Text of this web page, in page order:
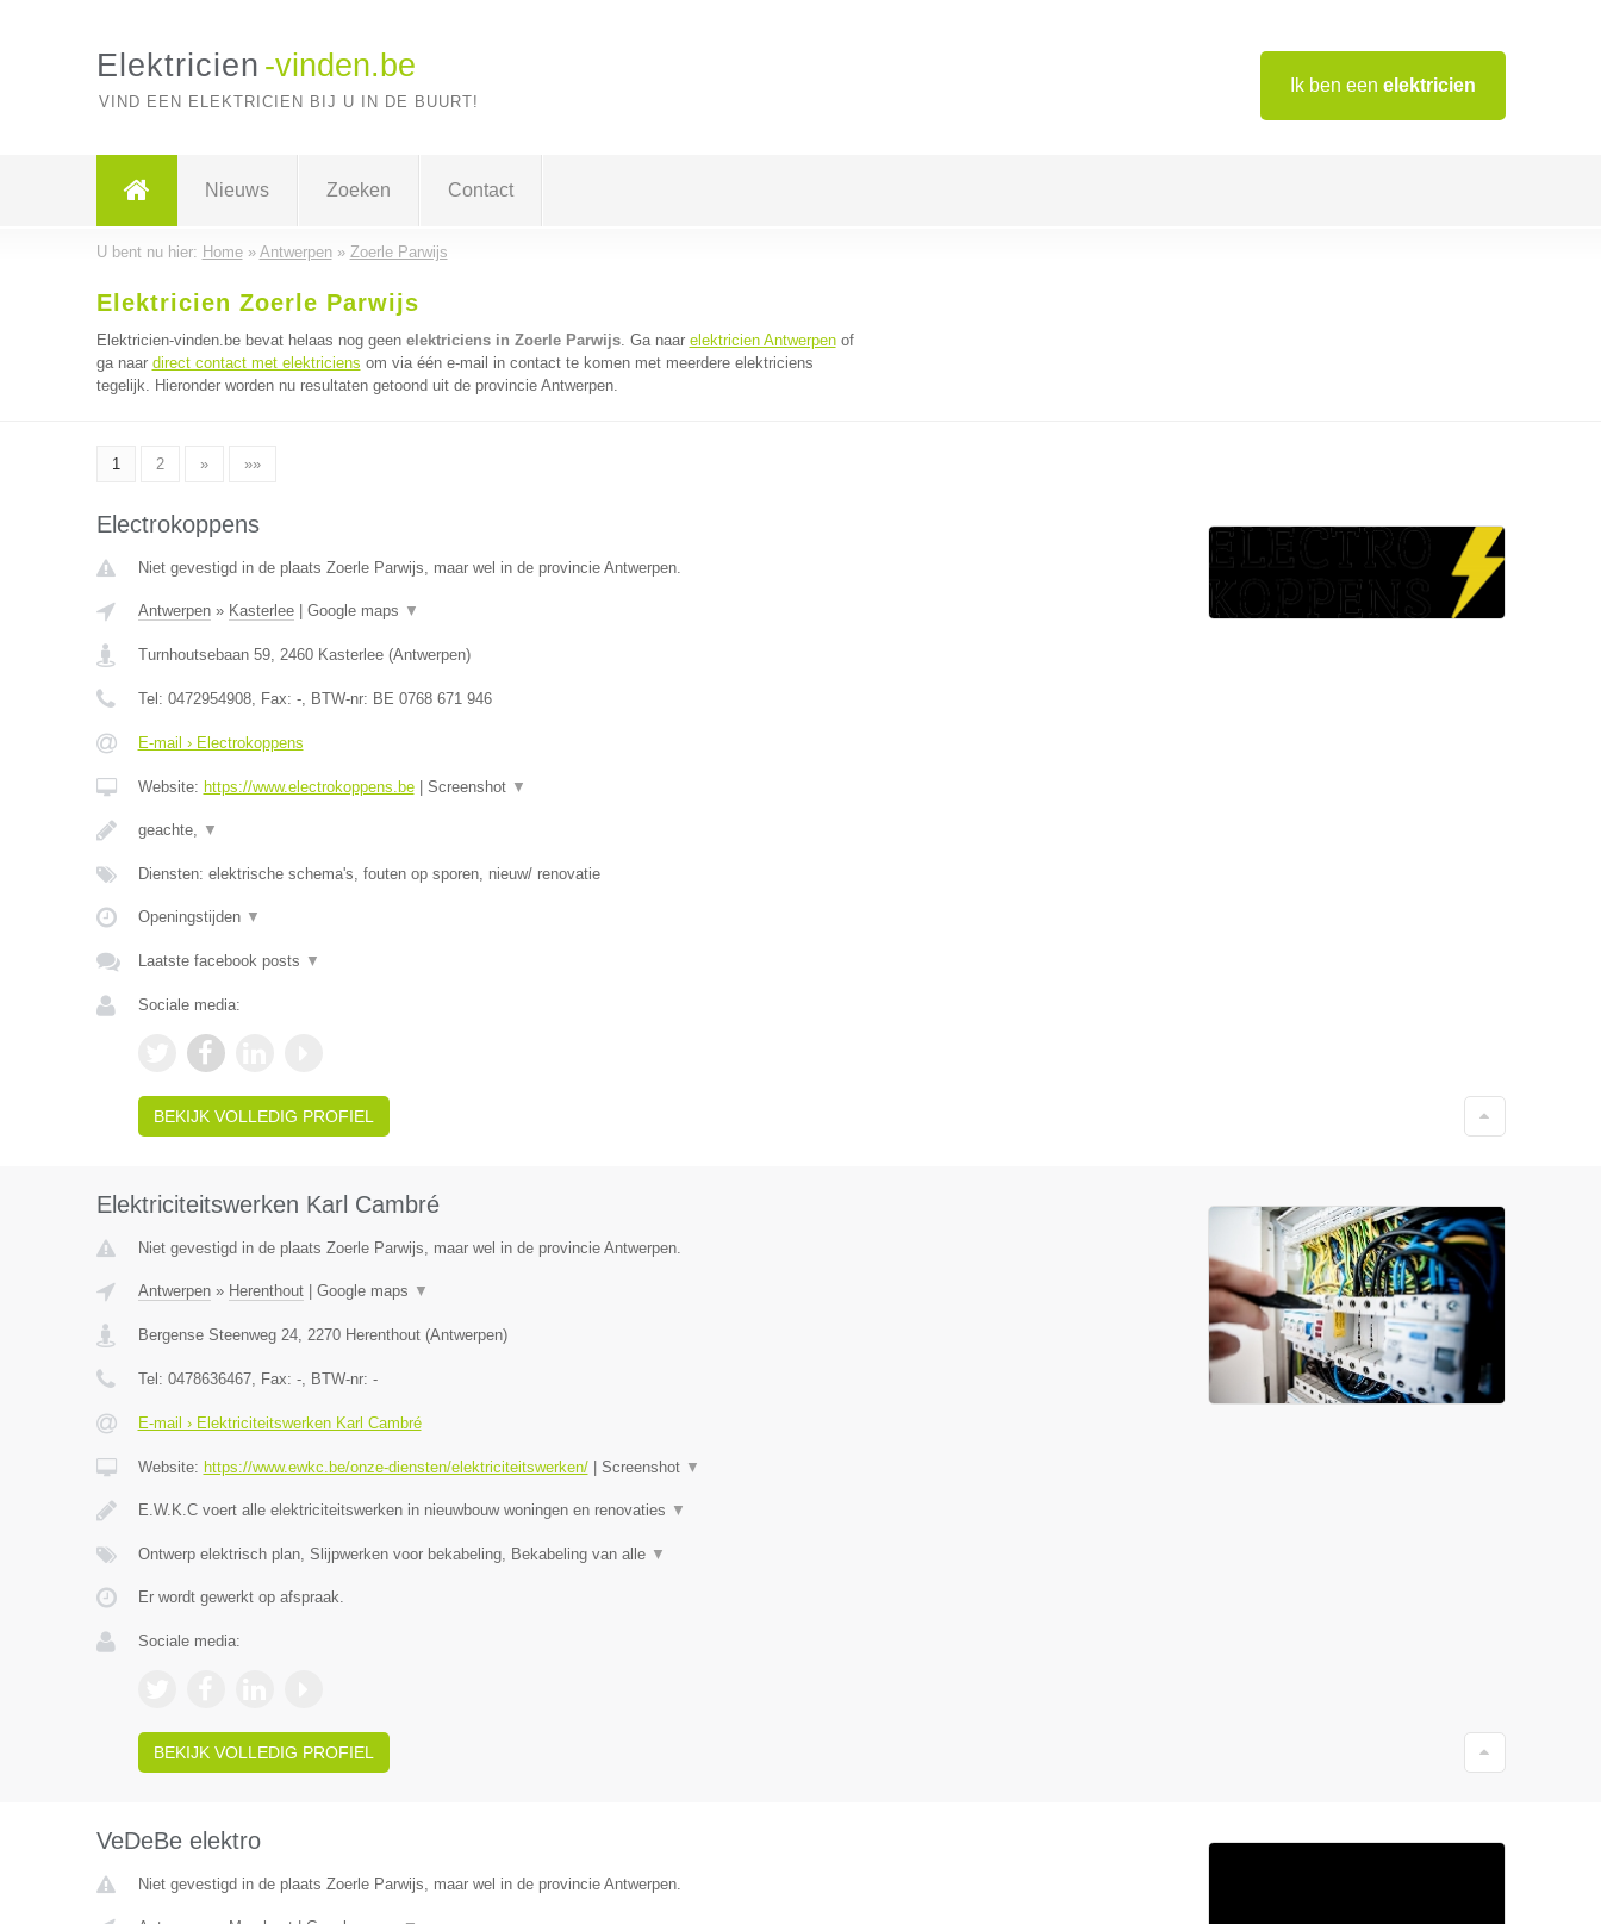
Ik ben een elektricien
Elektricien -vinden.be
VIND EEN ELEKTRICIEN BIJ U IN DE BUURT!
Nieuws Zoeken Contact
U bent nu hier: Home» Antwerpen» Zoerle Parwijs
Elektricien Zoerle Parwijs
Elektricien-vinden.be bevat helaas nog geen elektriciens in Zoerle Parwijs. Ga naar elektricien Antwerpenof
ga naar direct contact met elektriciens om via één e-mail in contact te komen met meerdere elektriciens
tegelijk. Hieronder worden nu resultaten getoond uit de provincie Antwerpen.
1 2 » »»
Electrokoppens
Niet gevestigd in de plaats Zoerle Parwijs, maar wel in de provincie Antwerpen.
Antwerpen» Kasterlee| Google maps ▼
Turnhoutsebaan 59, 2460 Kasterlee(Antwerpen)
Tel: 0472954908, Fax: -, BTW-nr: BE 0768 671 946
E-mail › Electrokoppens
Website: https://www.electrokoppens.be| Screenshot ▼
geachte, ▼
Diensten: elektrische schema's, fouten op sporen, nieuw/ renovatie
Openingstijden ▼
Laatste facebook posts ▼
Sociale media:
BEKIJK VOLLEDIG PROFIEL
Elektriciteitswerken Karl Cambré
Niet gevestigd in de plaats Zoerle Parwijs, maar wel in de provincie Antwerpen.
Antwerpen» Herenthout| Google maps ▼
Bergense Steenweg 24, 2270 Herenthout(Antwerpen)
Tel: 0478636467, Fax: -, BTW-nr: -
E-mail › Elektriciteitswerken Karl Cambré
Website: https://www.ewkc.be/onze-diensten/elektriciteitswerken/| Screenshot ▼
E.W.K.C voert alle elektriciteitswerken in nieuwbouw woningen en renovaties ▼
Ontwerp elektrisch plan, Slijpwerken voor bekabeling, Bekabeling van alle ▼
Er wordt gewerkt op afspraak.
Sociale media:
BEKIJK VOLLEDIG PROFIEL
VeDeBe elektro
Niet gevestigd in de plaats Zoerle Parwijs, maar wel in de provincie Antwerpen.